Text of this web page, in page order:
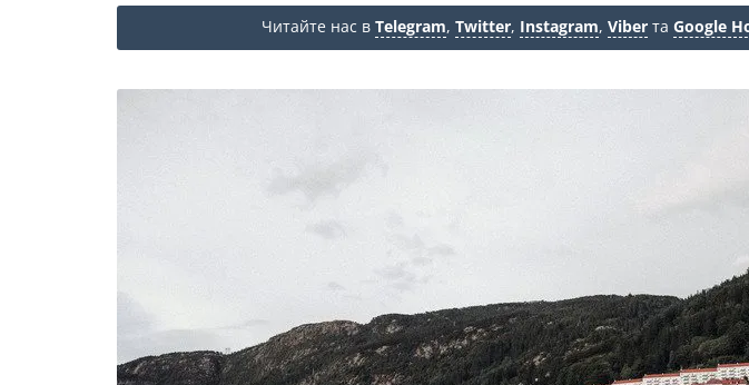
Читайте нас в Telegram, Twitter, Instagram, Viber та Google